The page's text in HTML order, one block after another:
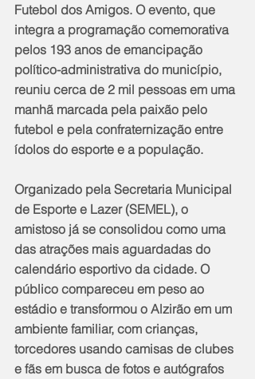
Futebol dos Amigos. O evento, que
integra a programação comemorativa
pelos 193 anos de emancipação
político-administrativa do município,
reuniu cerca de 2 mil pessoas em uma
manhã marcada pela paixão pelo
futebol e pela confraternização entre
ídolos do esporte e a população.
Organizado pela Secretaria Municipal
de Esporte e Lazer (SEMEL), o
amistoso já se consolidou como uma
das atrações mais aguardadas do
calendário esportivo da cidade. O
público compareceu em peso ao
estádio e transformou o Alzirão em um
ambiente familiar, com crianças,
torcedores usando camisas de clubes
e fãs em busca de fotos e autógrafos